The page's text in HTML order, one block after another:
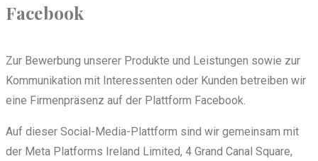
Facebook
Zur Bewerbung unserer Produkte und Leistungen sowie zur
Kommunikation mit Interessenten oder Kunden betreiben wir
eine Firmenpräsenz auf der Plattform Facebook.
Auf dieser Social-Media-Plattform sind wir gemeinsam mit
der Meta Platforms Ireland Limited, 4 Grand Canal Square,